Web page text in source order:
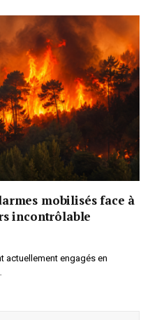
mobilisés face à
incontrôlable
actuellement engagés en